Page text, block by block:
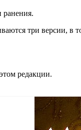
ранения.
три версии, в
редакции.